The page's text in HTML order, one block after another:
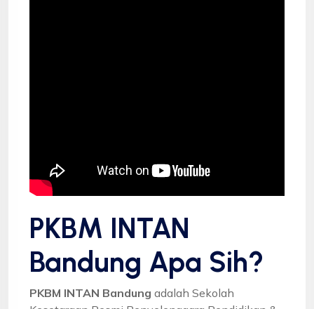
PKBM INTAN
Bandung Apa Sih?
PKBM INTAN Bandung adalah Sekolah